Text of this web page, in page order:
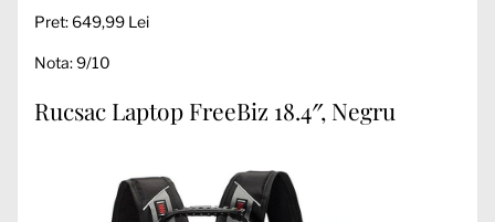
Pret: 649,99 Lei
Nota: 9/10
Rucsac Laptop FreeBiz 18.4″, Negru